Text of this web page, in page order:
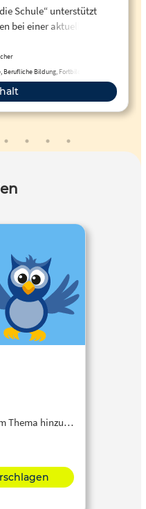
Schule“ unterstützt
bei einer aktuellen und
Bildung, Fortbildung,
Thema hinzu…